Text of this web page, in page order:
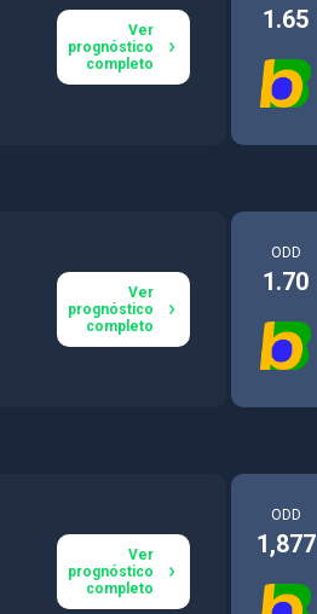
Ver
prognóstico
completo
1.65
Ver
prognóstico
completo
ODD
1.70
Ver
prognóstico
completo
ODD
1,877